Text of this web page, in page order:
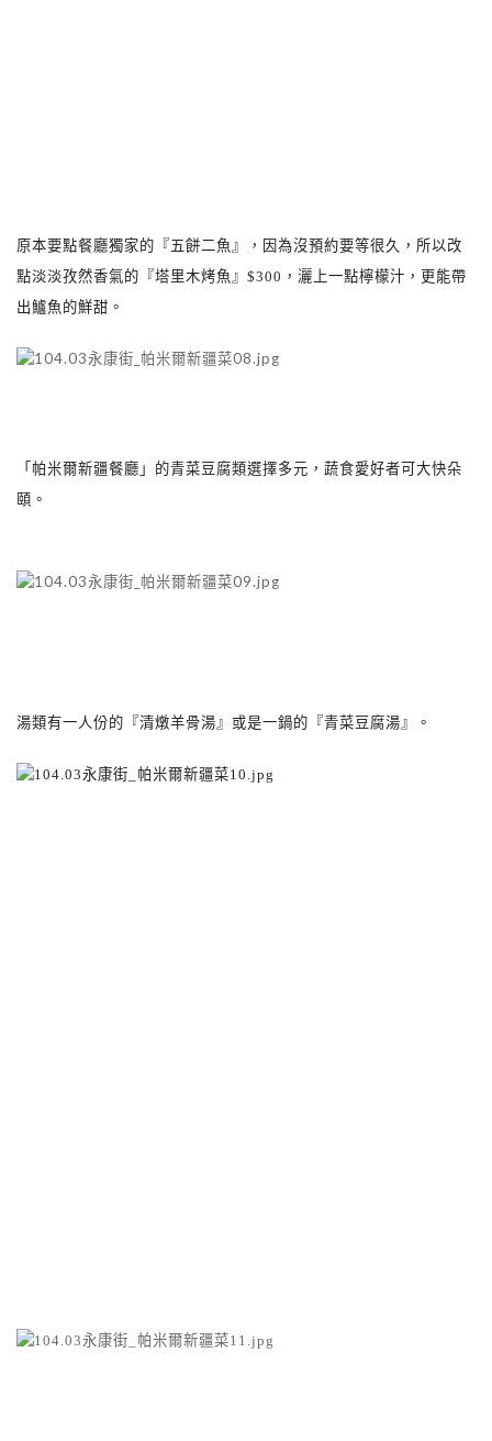
原本要點餐廳獨家的『五餅二魚』，因為沒預約要等很久，所以改
點淡淡孜然香氣的『塔里木烤魚』 $300 ，灑上一點檸檬汁，更能帶
出鱸魚的鮮甜。
「帕米爾新疆餐廳」的青菜豆腐類選擇多元，蔬食愛好者可大快朵
頤。
湯類有一人份的『清燉羊骨湯』或是一鍋的『青菜豆腐湯』。